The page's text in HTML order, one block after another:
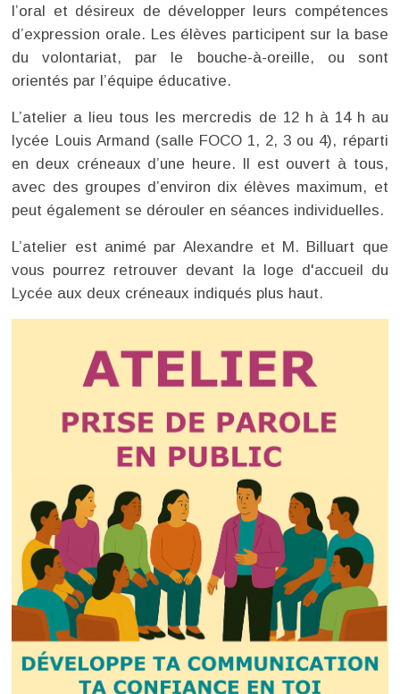
l’oral et désireux de développer leurs compétences
d’expression orale. Les élèves participent sur la base
du volontariat, par le bouche-à-oreille, ou sont
orientés par l’équipe éducative.
L’atelier a lieu tous les mercredis de 12 h à 14 h au
lycée Louis Armand (salle FOCO 1, 2, 3 ou 4), réparti
en deux créneaux d’une heure. Il est ouvert à tous,
avec des groupes d’environ dix élèves maximum, et
peut également se dérouler en séances individuelles.
L’atelier est animé par Alexandre et M. Billuart que
vous pourrez retrouver devant la loge d'accueil du
Lycée aux deux créneaux indiqués plus haut.